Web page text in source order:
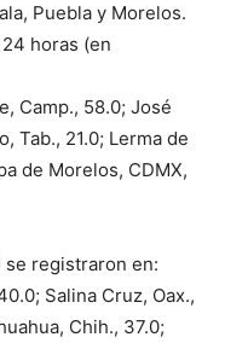
Puebla y Morelos.
horas (en
Camp., 58.0; José
Tab., 21.0; Lerma de
de Morelos, CDMX,
se registraron en:
Salina Cruz, Oax.,
Chih., 37.0;